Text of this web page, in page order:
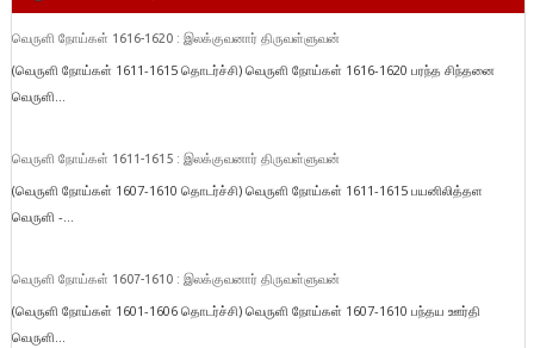
வெருளி நோய்கள் 1616-1620 : இலக்குவனார் திருவள்ளுவன்
(வெருளி நோய்கள் 1611-1615 தொடர்ச்சி) வெருளி நோய்கள் 1616-1620 பரந்த சிந்தனை
வெருளி...
வெருளி நோய்கள் 1611-1615 : இலக்குவனார் திருவள்ளுவன்
(வெருளி நோய்கள் 1607-1610 தொடர்ச்சி) வெருளி நோய்கள் 1611-1615 பயனிலித்தள
வெருளி -...
வெருளி நோய்கள் 1607-1610 : இலக்குவனார் திருவள்ளுவன்
(வெருளி நோய்கள் 1601-1606 தொடர்ச்சி) வெருளி நோய்கள் 1607-1610 பந்தய ஊர்தி
வெருளி...